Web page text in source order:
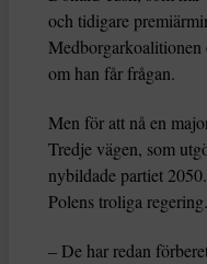
och tidigare
Medborgarkoalitionen
om han får frågan.
Men för att nå en
Tredje vägen, som
nybildade partiet
Polens troliga regering.
– De har redan